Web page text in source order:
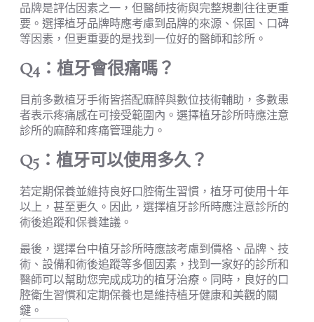
品牌是評估因素之一，但醫師技術與完整規劃往往更重
要。選擇植牙品牌時應考慮到品牌的來源、保固、口碑
等因素，但更重要的是找到一位好的醫師和診所。
Q4：植牙會很痛嗎？
目前多數植牙手術皆搭配麻醉與數位技術輔助，多數患
者表示疼痛感在可接受範圍內。選擇植牙診所時應注意
診所的麻醉和疼痛管理能力。
Q5：植牙可以使用多久？
若定期保養並維持良好口腔衛生習慣，植牙可使用十年
以上，甚至更久。因此，選擇植牙診所時應注意診所的
術後追蹤和保養建議。
最後，選擇台中植牙診所時應該考慮到價格、品牌、技
術、設備和術後追蹤等多個因素，找到一家好的診所和
醫師可以幫助您完成成功的植牙治療。同時，良好的口
腔衛生習慣和定期保養也是維持植牙健康和美觀的關
鍵。